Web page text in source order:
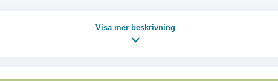
Visa mer beskrivning